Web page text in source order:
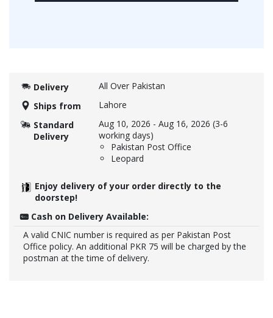
Delivery
All Over Pakistan
Ships from
Lahore
Standard
Delivery
Aug 10, 2026 - Aug 16, 2026 (3-6
working days)
Pakistan Post Office
Leopard
Enjoy delivery of your order directly to the
doorstep!
Cash on Delivery Available:
A valid CNIC number is required as per Pakistan Post
Office policy. An additional PKR 75 will be charged by the
postman at the time of delivery.